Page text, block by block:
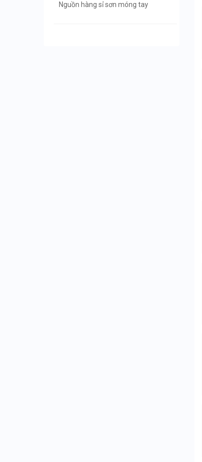
Ô tô Xe máy
Nguồn hàng sỉ sơn móng tay